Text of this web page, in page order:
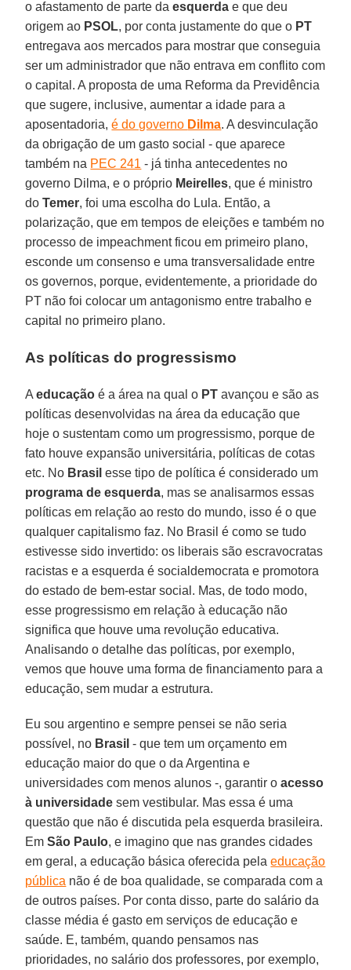
o afastamento de parte daesquerda e que deu
origem ao PSOL, por conta justamente do que o PT
entregava aos mercados para mostrar que conseguia
ser um administrador que não entrava em conflito com
o capital. A proposta de uma Reforma da Previdência
que sugere, inclusive, aumentar a idade para a
aposentadoria,é do governo Dilma. A desvinculação
da obrigação de um gasto social - que aparece
também na PEC 241 - já tinha antecedentes no
governo Dilma, e o próprio Meirelles, que é ministro
doTemer, foi uma escolha do Lula. Então, a
polarização, que em tempos de eleições e também no
processo de impeachment ficou em primeiro plano,
esconde um consenso e uma transversalidade entre
os governos, porque, evidentemente, a prioridade do
PT não foi colocar um antagonismo entre trabalho e
capital no primeiro plano.
As políticas do progressismo
Aeducação é a área na qual o PT avançou e são as
políticas desenvolvidas na área da educação que
hoje o sustentam como um progressismo, porque de
fato houve expansão universitária, políticas de cotas
etc. No Brasil esse tipo de política é considerado um
programa de esquerda, mas se analisarmos essas
políticas em relação ao resto do mundo, isso é o que
qualquer capitalismo faz. No Brasil é como se tudo
estivesse sido invertido: os liberais são escravocratas
racistas e a esquerda é socialdemocrata e promotora
do estado de bem-estar social. Mas, de todo modo,
esse progressismo em relação à educação não
significa que houve uma revolução educativa.
Analisando o detalhe das políticas, por exemplo,
vemos que houve uma forma de financiamento para a
educação, sem mudar a estrutura.
Eu sou argentino e sempre pensei se não seria
possível, no Brasil - que tem um orçamento em
educação maior do que o da Argentina e
universidades com menos alunos -, garantir oacesso
à universidade sem vestibular. Mas essa é uma
questão que não é discutida pela esquerda brasileira.
EmSão Paulo, e imagino que nas grandes cidades
em geral, a educação básica oferecida pelaeducação
pública não é de boa qualidade, se comparada com a
de outros países. Por conta disso, parte do salário da
classe média é gasto em serviços de educação e
saúde. E, também, quando pensamos nas
prioridades, no salário dos professores, por exemplo,